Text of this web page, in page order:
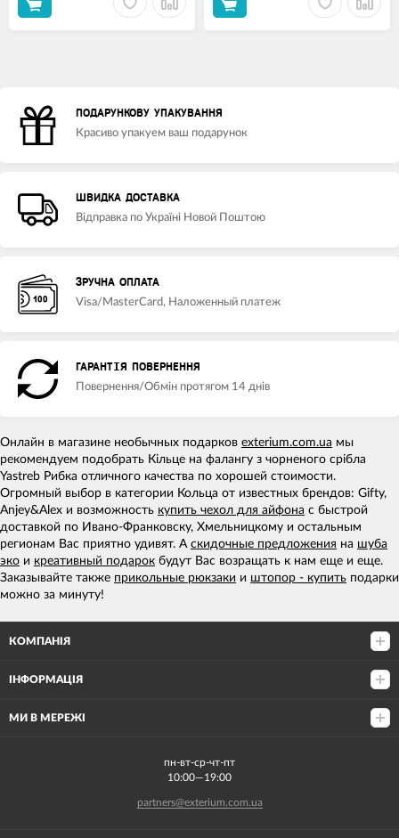
ПОДАРУНКОВУ УПАКУВАННЯ
Красиво упакуем ваш подарунок
ШВИДКА ДОСТАВКА
Відправка по Україні Новой Поштою
ЗРУЧНА ОПЛАТА
Visa/MasterCard, Наложенный платеж
ГАРАНТІЯ ПОВЕРНЕННЯ
Повернення/Обмін протягом 14 днів
Онлайн в магазине необычных подарков exterium.com.ua мы
рекомендуем подобрать Кільце на фалангу з чорненого срібла
Yastreb Рибка отличного качества по хорошей стоимости.
Огромный выбор в категории Кольца от известных брендов: Gifty,
Anjey&Alex и возможность купить чехол для айфона с быстрой
доставкой по Ивано-Франковску, Хмельницкому и остальным
регионам Вас приятно удивят. А скидочные предложения на шуба
эко и креативный подарок будут Вас возращать к нам еще и еще.
Заказывайте также прикольные рюкзаки и штопор - купить подарки
можно за минуту!
КОМПАНІЯ
ІНФОРМАЦІЯ
МИ В МЕРЕЖІ
пн-вт-ср-чт-пт
10:00—19:00
partners@exterium.com.ua